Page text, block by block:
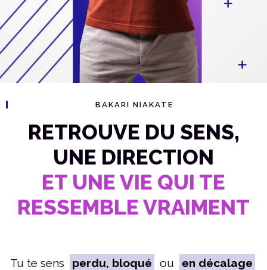
BAKARI NIAKATE
RETROUVE DU SENS,
UNE DIRECTION
ET UNE VIE QUI TE
RESSEMBLE VRAIMENT
Tu te sens perdu, bloqué ou
en décalage